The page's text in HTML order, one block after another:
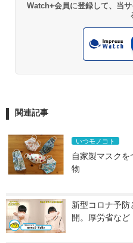
Watch+会員に登録して、当
関連記事
いつモノコト
自家製マスク
物
新型コロナ予
開。厚労省など